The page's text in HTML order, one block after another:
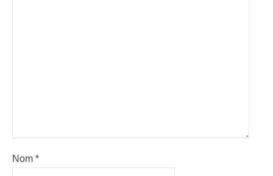
Nom *